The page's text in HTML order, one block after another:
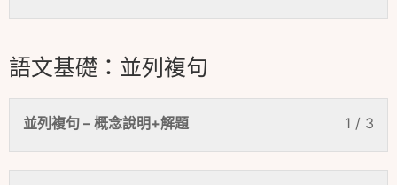
語文基礎：並列複句
1 / 3
並列複句 – 概念說明+解題